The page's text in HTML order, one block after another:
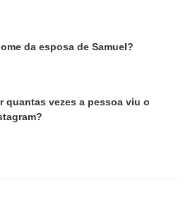
da esposa de Samuel?
quantas vezes a pessoa viu o